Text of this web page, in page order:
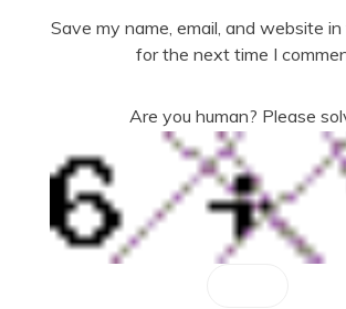
Save my name, email, and website
for the next time I
Are you human? Please